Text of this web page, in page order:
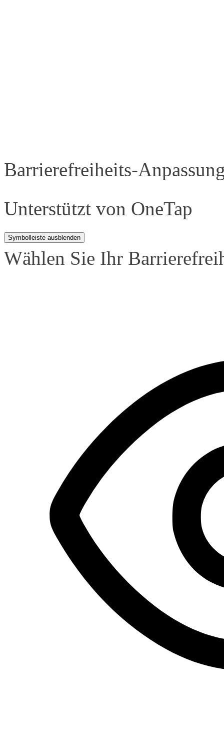
Barrierefreiheits-
Unterstützt von OneTap
Symbolleiste ausblenden
Wählen Sie Ihr